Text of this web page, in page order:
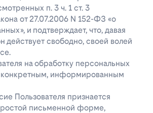
п. 3 ч. 1 ст. 3
от 27.07.2006 N 152-ФЗ «о
и подтверждает, что, давая
действует свободно, своей волей
на обработку персональных
конкретным, информированным
Пользователя признается
письменной форме,